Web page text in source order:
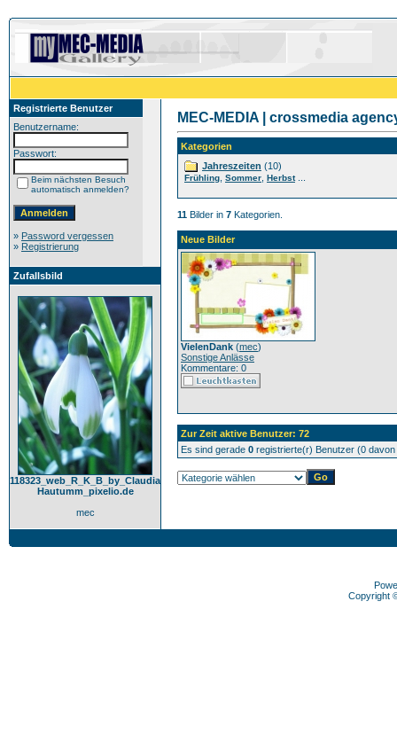
Registrierte Benutzer
Benutzername:
Passwort:
Beim nächsten Besuch
automatisch anmelden?
» Password vergessen
» Registrierung
Zufallsbild
118323_web_R_K_B_by_Claudia
Hautumm_pixelio.de
mec
MEC-MEDIA | crossmedia
Kategorien
Jahreszeiten (10)
Frühling Sommer Herbst...
11 Bilder in 7 Kategorien.
Neue Bilder
VielenDank (mec)
Sonstige Anlässe
Kommentare: 0
Zur Zeit aktive Benutzer: 72
Es sind gerade 0 registrierte(r) Benutzer (0
Copyright